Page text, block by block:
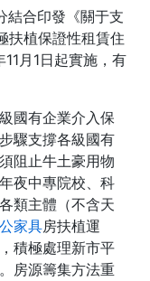
結合印發《關于支
扶植保證性租賃住
月1日起實施，有
國有企業介入保
驟支撐各級國有
阻止牛土豪用物
夜中專院校、科
類主體（不含天
家具房扶植運
積極處理新市平
房源籌集方法重